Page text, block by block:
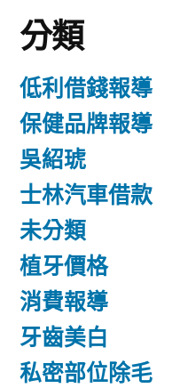
分類
低利借錢報導
保健品牌報導
吳紹琥
士林汽車借款
未分類
植牙價格
消費報導
牙齒美白
私密部位除毛